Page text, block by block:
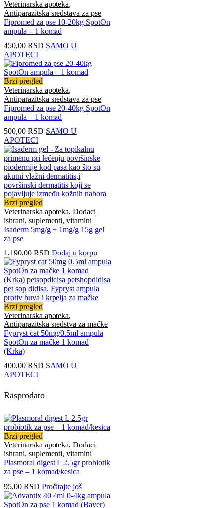
Veterinarska apoteka,
Antiparazitska sredstava za pse
Fipromed za pse 10-20kg SpotOn
ampula – 1 komad
450,00 RSD SAMO U
APOTECI
Brzi pregled
Veterinarska apoteka,
Antiparazitska sredstava za pse
Fipromed za pse 20-40kg SpotOn
ampula – 1 komad
500,00 RSD SAMO U
APOTECI
Brzi pregled
Veterinarska apoteka, Dodaci
ishrani, suplementi, vitamini
Isaderm 5mg/g + 1mg/g 15g gel
za pse
1.190,00 RSD Dodaj u korpu
Brzi pregled
Veterinarska apoteka,
Antiparazitska sredstva za mačke
Fypryst cat 50mg/0.5ml ampula
SpotOn za mačke 1 komad
(Krka)
400,00 RSD SAMO U
APOTECI
Rasprodato
Brzi pregled
Veterinarska apoteka, Dodaci
ishrani, suplementi, vitamini
Plasmoral digest L 2.5gr probiotik
za pse – 1 komad/kesica
95,00 RSD Pročitajte još